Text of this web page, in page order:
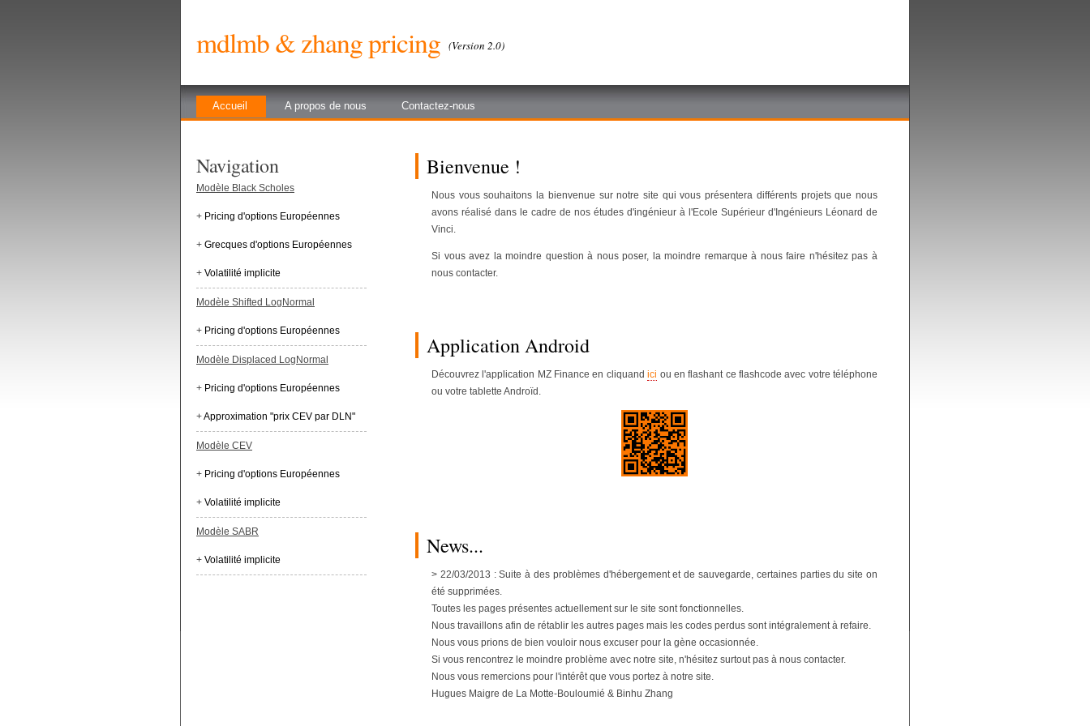
mdlmb & zhang pricing (Version 2.0)
Accueil A propos de nous Contactez-nous
Bienvenue !
Nous vous souhaitons la bienvenue sur notre site qui vous présentera différents projets que nous
avons réalisé dans le cadre de nos études d'ingénieur à l'Ecole Supérieur d'Ingénieurs Léonard de
Vinci.
Si vous avez la moindre question à nous poser, la moindre remarque à nous faire n'hésitez pas à
nous contacter.
Application Android
Découvrez l'application MZ Finance en cliquandici ou en flashant ce flashcode avec votre téléphone
ou votre tablette Androïd.
News...
> 22/03/2013 : Suite à des problèmes d'hébergement et de sauvegarde, certaines parties du site on
été supprimées.
Toutes les pages présentes actuellement sur le site sont fonctionnelles.
Nous travaillons afin de rétablir les autres pages mais les codes perdus sont intégralement à refaire.
Nous vous prions de bien vouloir nous excuser pour la gène occasionnée.
Si vous rencontrez le moindre problème avec notre site, n'hésitez surtout pas à nous contacter.
Nous vous remercions pour l'intérêt que vous portez à notre site.
Hugues Maigre de La Motte-Bouloumié & Binhu Zhang
Navigation
Modèle Black Scholes
+ Pricing d'options Européennes
+ Grecques d'options Européennes
+ Volatilité implicite
Modèle Shifted LogNormal
+ Pricing d'options Européennes
Modèle Displaced LogNormal
+ Pricing d'options Européennes
+Approximation "prix CEV par DLN"
Modèle CEV
+ Pricing d'options Européennes
+ Volatilité implicite
Modèle SABR
+ Volatilité implicite